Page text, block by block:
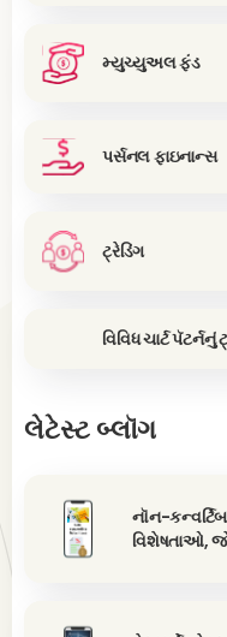
મ્યુચ્યુઅલ ફંડ
પર્સનલ ફાઇનાન્સ
ટ્રેડિંગ
વિવિધ ચાર્ટ પૅટર્નનું
લેટેસ્ટ બ્લૉગ
નૉન-
વિશેષતાઓ,